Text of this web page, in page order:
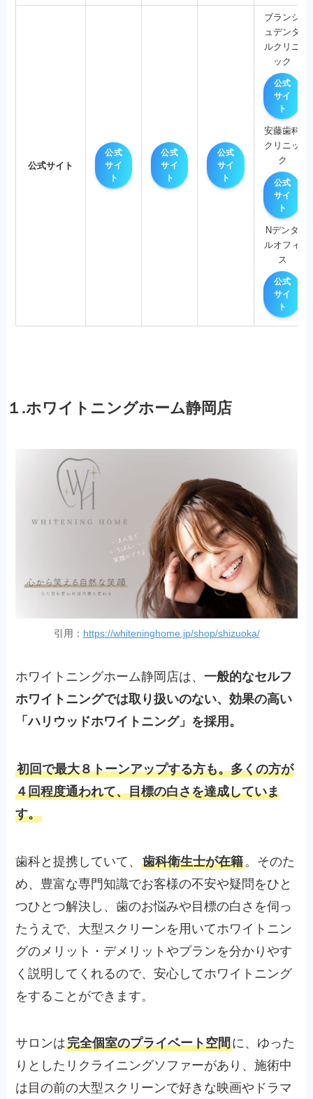
公式サイト
公式
サイ
ト
公式
サイ
ト
公式
サイ
ト
ブランシ
ュデンタ
ルクリニ
ック
公式
サイ
ト
安藤歯科
クリニッ
ク
公式
サイ
ト
Nデンタ
ルオフィ
ス
公式
サイ
ト
１.ホワイトニングホーム静岡店
引用： https://whiteninghome.jp/shop/shizuoka/
ホワイトニングホーム静岡店は、一般的なセルフ
ホワイトニングでは取り扱いのない、効果の高い
「ハリウッドホワイトニング」を採用。
初回で最大８トーンアップする方も。多くの方が
４回程度通われて、目標の白さを達成していま
す。
歯科と提携していて、歯科衛生士が在籍。そのた
め、豊富な専門知識でお客様の不安や疑問をひと
つひとつ解決し、歯のお悩みや目標の白さを伺っ
たうえで、大型スクリーンを用いてホワイトニン
グのメリット・デメリットやプランを分かりやす
く説明してくれるので、安心してホワイトニング
をすることができます。
サロンは完全個室のプライベート空間に、ゆった
りとしたリクライニングソファーがあり、施術中
は目の前の大型スクリーンで好きな映画やドラマ